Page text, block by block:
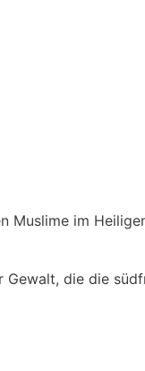
Muslime im
die die